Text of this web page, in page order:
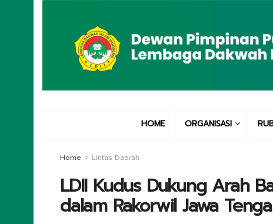
HOME ORGANISASI
Home Lintas Daerah
LDII Kudus Dukung Arah
dalam Rakorwil Jawa